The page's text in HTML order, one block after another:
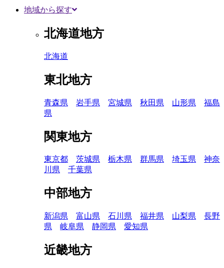
地域から探す
北海道地方
北海道
東北地方
青森県 岩手県 宮城県 秋田県 山形県
福島
県
関東地方
東京都 茨城県 栃木県 群馬県 埼玉県
神奈
川県
千葉県
中部地方
新潟県 富山県 石川県 福井県 山梨県
長野
県
岐阜県 静岡県 愛知県
近畿地方